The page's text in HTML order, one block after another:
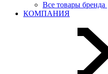
Все товары бренда
КОМПАНИЯ